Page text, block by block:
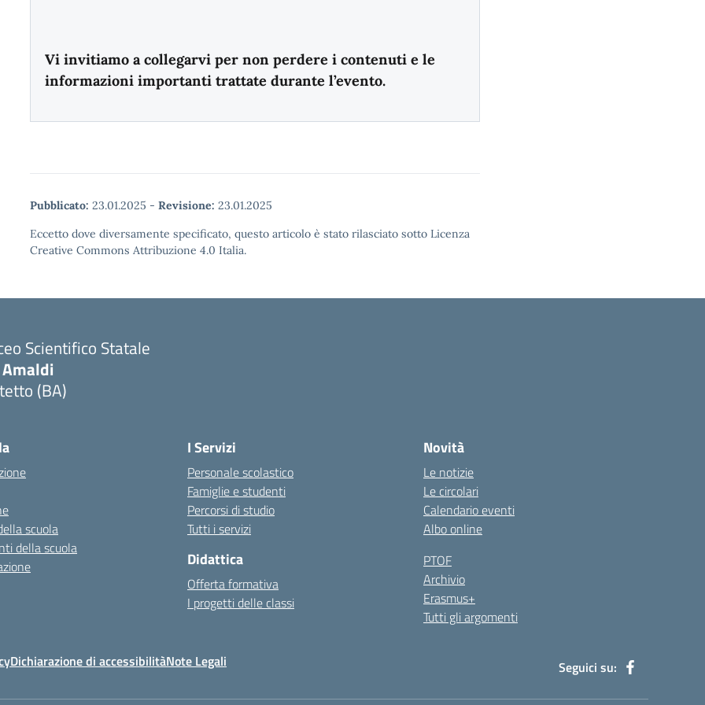
Vi invitiamo a collegarvi per non perdere i contenuti e le
informazioni importanti trattate durante l’evento.
Pubblicato: 23.01.2025 - Revisione: 23.01.2025
Eccetto dove diversamente specificato, questo articolo è stato rilasciato sotto Licenza
Creative Commons Attribuzione 4.0 Italia.
Scientifico Statale
(BA)
scuola
della scuola
I Servizi
Personale scolastico
Famiglie e studenti
Percorsi di studio
Tutti i servizi
Didattica
Offerta formativa
I progetti delle classi
Novità
Le notizie
Le circolari
Calendario eventi
Albo online
PTOF
Archivio
Erasmus+
Tutti gli argomenti
Dichiarazione di accessibilitàNote Legali Seguici su: